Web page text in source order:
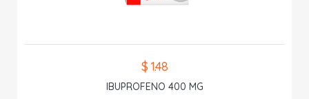
$ 1.48
IBUPROFENO 400 MG